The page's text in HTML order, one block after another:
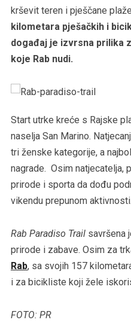
krševit teren i pješčane
kilometara pješačkih i
događaj je izvrsna prilika
koje Rab nudi.
Start utrke kreće s Rajske
naselja San Marino.
tri ženske kategorije, a
nagrade. Osim natjecatelja,
prirode i sporta da dođu
vikendu prepunom aktivnosti.
Rab Paradiso Trail savršena
prirode i zabave. Osim za
Rab, sa svojih 157
i za bicikliste koji žele
FOTO: PR